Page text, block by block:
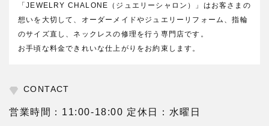
「JEWELRY CHALONE（ジュエリーシャロン）」はお客さまの
想いを大切して、オーダーメイドやジュエリーリフォーム、指輪
のサイズ直し、ネックレスの修理を行う専門店です。
お手頃な料金できれいな仕上がりをお約束します。
CONTACT
営業時間：11:00-18:00 定休日：水曜日